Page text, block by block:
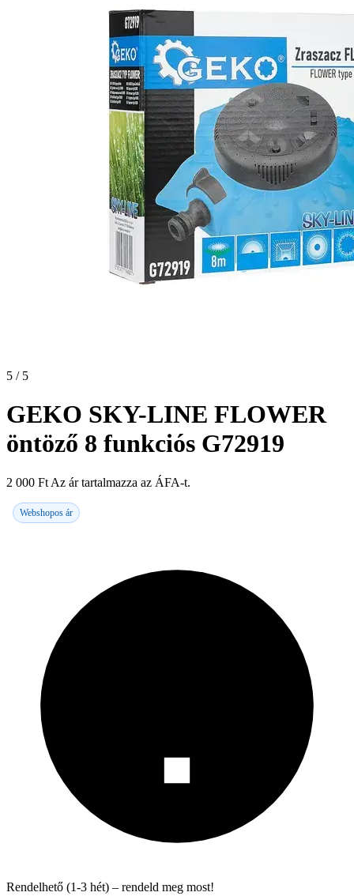
5 / 5
GEKO SKY-LINE FLOWER
öntöző 8 funkciós G72919
2 000 Ft Az ár tartalmazza az ÁFA-t.
Webshopos ár
Rendelhető (1-3 hét) – rendeld meg most!